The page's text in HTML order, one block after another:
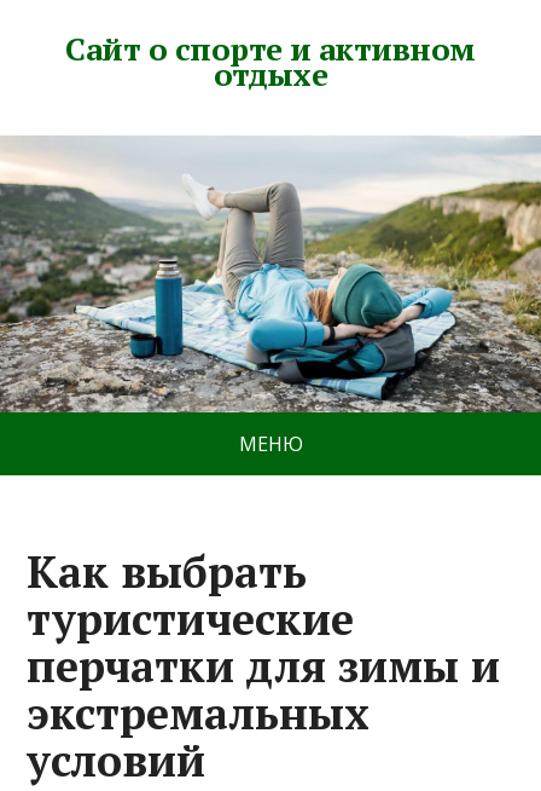
Сайт о спорте и активном
отдыхе
МЕНЮ
Как выбрать
туристические
перчатки для зимы и
экстремальных
условий